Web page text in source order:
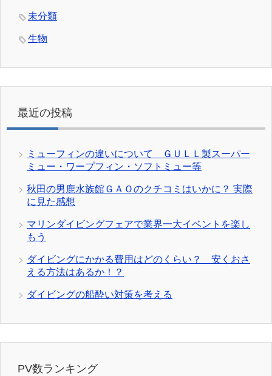
未分類
生物
最近の投稿
ミューフィンの違いについて ＧＵＬＬ製スーパー
ミュー・ワープフィン・ソフトミュー等
秋田の男鹿水族館ＧＡＯのクチコミはいかに？ 実際
に見た感想
マリンダイビングフェアで業界一大イベントを楽し
もう
ダイビングにかかる費用はどのくらい？ 安くおさ
える方法はあるか！？
ダイビングの船酔い対策を考える
PV数ランキング